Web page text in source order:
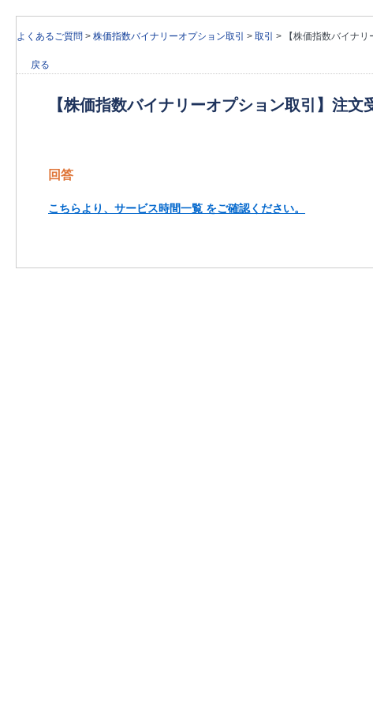
よくあるご質問 > 株価指数バイナリーオプション取引 > 取引 > 【株価指数バイナ
戻る
【株価指数バイナリーオプション取引】注文
回答
こちらより、サービス時間一覧 をご確認ください。